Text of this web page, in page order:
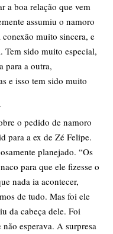
a boa relação que vem
assumiu o namoro
muito sincera, e
Tem sido muito especial,
para a outra,
e isso tem sido muito
o pedido de namoro
para a ex de Zé Felipe.
planejado. “Os
para que ele fizesse o
nada ia acontecer,
de tudo. Mas foi ele
da cabeça dele. Foi
esperava. A surpresa